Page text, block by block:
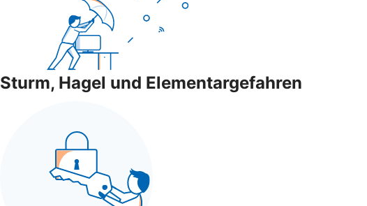
Sturm, Hagel und Elementargefahren